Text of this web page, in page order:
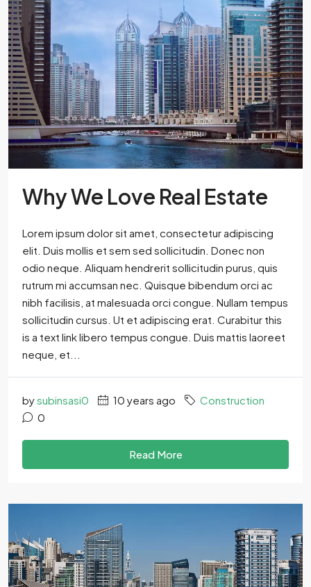
Why We Love Real Estate
Lorem ipsum dolor sit amet, consectetur adipiscing
elit. Duis mollis et sem sed sollicitudin. Donec non
odio neque. Aliquam hendrerit sollicitudin purus, quis
rutrum mi accumsan nec. Quisque bibendum orci ac
nibh facilisis, at malesuada orci congue. Nullam tempus
sollicitudin cursus. Ut et adipiscing erat. Curabitur this
is a text link libero tempus congue. Duis mattis laoreet
neque, et...
bysubinsasi0 10 years ago
Construction
0
Read More